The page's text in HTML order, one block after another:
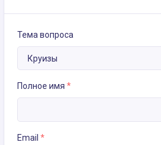
Тема вопроса
Полное имя *
Email *